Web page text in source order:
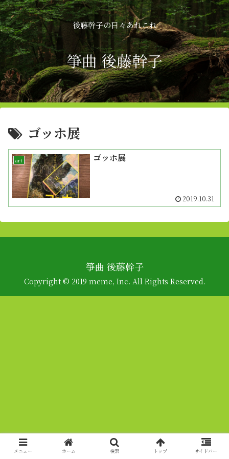
後藤幹子の日々あれこれ
箏曲 後藤幹子
ゴッホ展
art ゴッホ展
2019.10.31
箏曲 後藤幹子
Copyright © 2019 meme, Inc. All Rights Reserved.
メニュー ホーム 検索 トップ サイドバー